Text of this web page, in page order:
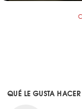
QUÉ LE GUSTA HACER